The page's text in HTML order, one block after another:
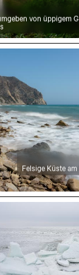
von üppigem
Winter
Paradise
Felsige Küste